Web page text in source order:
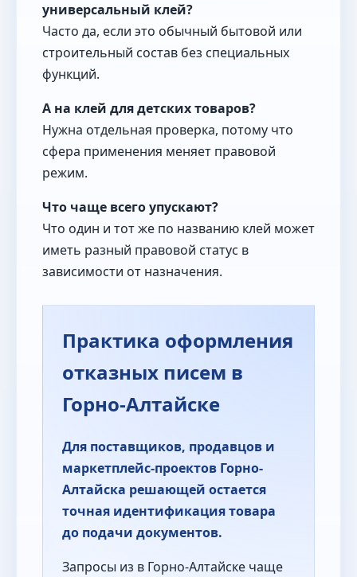
универсальный клей?
Часто да, если это обычный бытовой или
строительный состав без специальных
функций.
А на клей для детских товаров?
Нужна отдельная проверка, потому что
сфера применения меняет правовой
режим.
Что чаще всего упускают?
Что один и тот же по названию клей может
иметь разный правовой статус в
зависимости от назначения.
Практика оформления
отказных писем в
Горно-Алтайске
Для поставщиков, продавцов и
маркетплейс-проектов Горно-
Алтайска решающей остается
точная идентификация товара
до подачи документов.
Запросы из в Горно-Алтайске чаще